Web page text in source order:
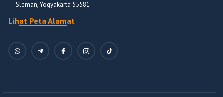
Sleman, Yogyakarta 55581
Lihat Peta Alamat